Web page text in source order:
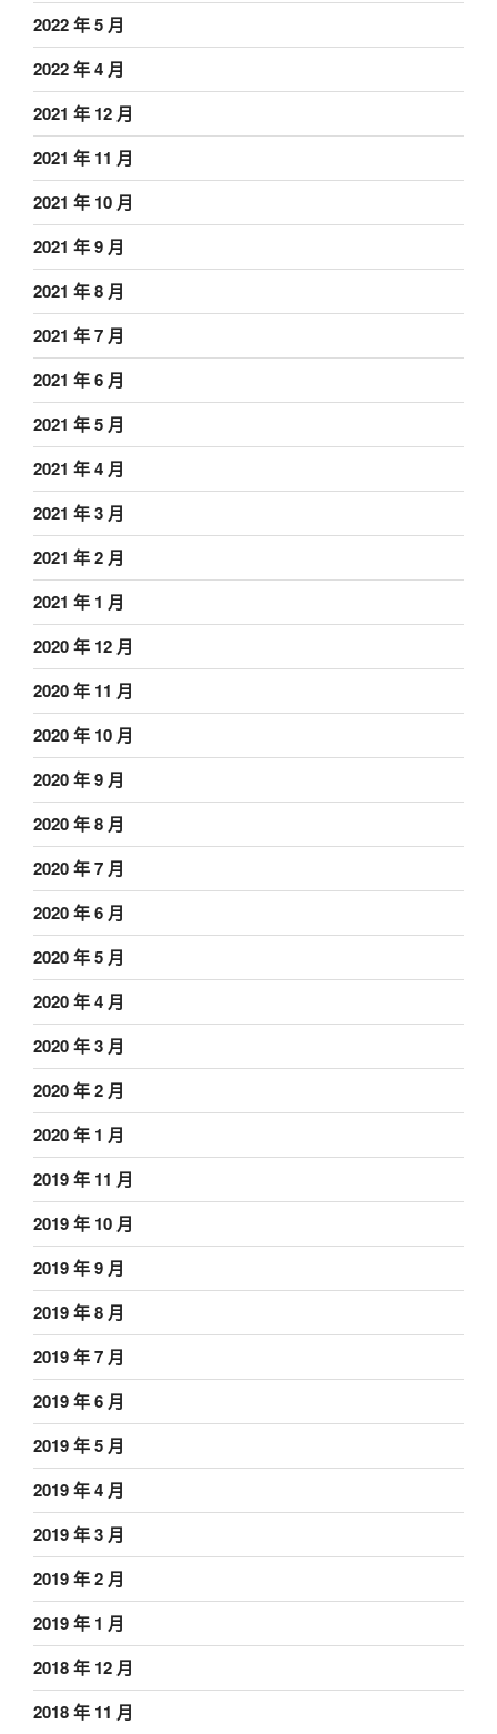
2022 年 5 月
2022 年 4 月
2021 年 12 月
2021 年 11 月
2021 年 10 月
2021 年 9 月
2021 年 8 月
2021 年 7 月
2021 年 6 月
2021 年 5 月
2021 年 4 月
2021 年 3 月
2021 年 2 月
2021 年 1 月
2020 年 12 月
2020 年 11 月
2020 年 10 月
2020 年 9 月
2020 年 8 月
2020 年 7 月
2020 年 6 月
2020 年 5 月
2020 年 4 月
2020 年 3 月
2020 年 2 月
2020 年 1 月
2019 年 11 月
2019 年 10 月
2019 年 9 月
2019 年 8 月
2019 年 7 月
2019 年 6 月
2019 年 5 月
2019 年 4 月
2019 年 3 月
2019 年 2 月
2019 年 1 月
2018 年 12 月
2018 年 11 月